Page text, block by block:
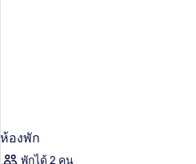
ห้องพัก
พักได้ 2 คน